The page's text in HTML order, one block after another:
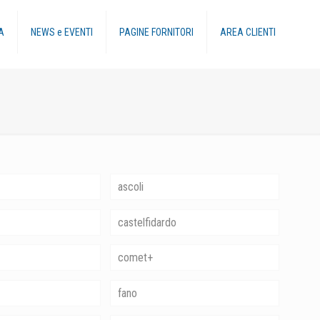
NEWS e EVENTI PAGINE FORNITORI AREA CLIENTI
ascoli
castelfidardo
comet+
fano